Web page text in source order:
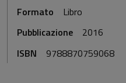
Formato
Libro
Pubblicazione
2016
ISBN
9788870759068